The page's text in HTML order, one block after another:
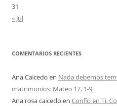
31
« Jul
COMENTARIOS RECIENTES
Ana Caicedo en Nada debemos
matrimonios: Mateo 17, 1-9
Ana rosa caicedo en Confío en Ti.